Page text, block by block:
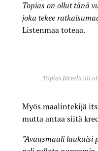
Topias on ollut tänä
joka tekee
Listenmaa toteaa.
Topias Järvelä oli
Myös maalintekijä
mutta antaa siitä
”Avausmaali laukaisi